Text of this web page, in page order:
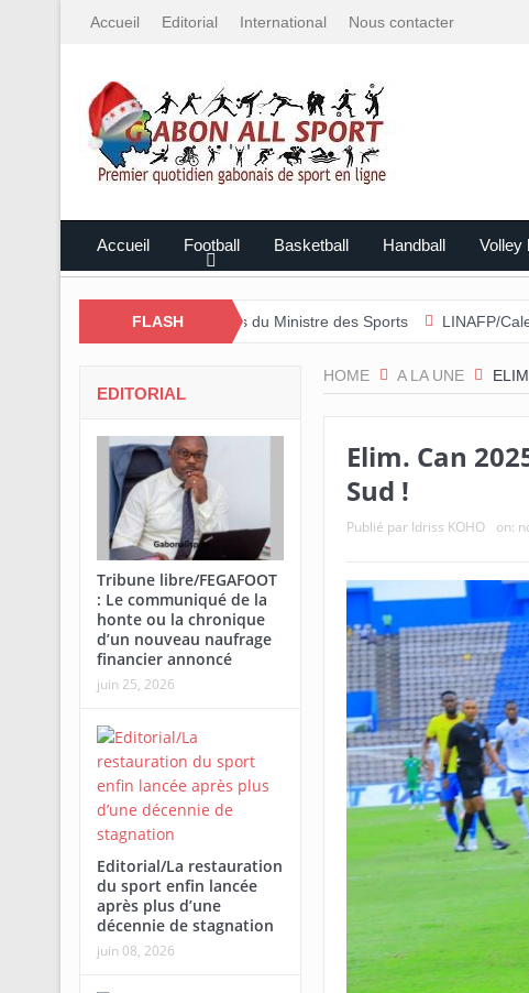
Accueil Editorial International Nous contacter
Accueil Football Basketball Handball Volley
FLASH
et les perspectives du Ministre des Sports LINAFP/Caleb Nzamba
HOME A LA UNE
Elim. Can
Sud !
Publié par Idriss KOHO on:
EDITORIAL
Tribune libre/FEGAFOOT
: Le communiqué de la
honte ou la chronique
d’un nouveau naufrage
financier annoncé
juin 25, 2026
Editorial/La restauration
du sport enfin lancée
après plus d’une
décennie de stagnation
juin 08, 2026